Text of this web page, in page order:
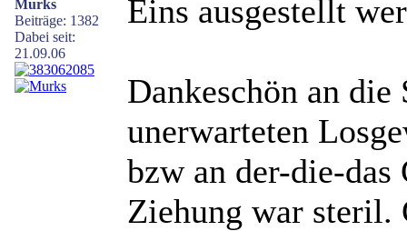
Murks
Beiträge: 1382
Dabei seit:
21.09.06
Eins ausgestellt
Dankeschön an
unerwarteten
bzw an der-die-
Ziehung war steril.